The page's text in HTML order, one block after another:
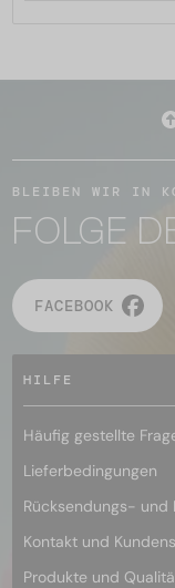
BLEIBEN WIR IN
FOLGE
FACEBOOK
HILFE
Häufig gestellte
Lieferbedingungen
Rücksendungs- und
Kontakt und
Produkte und